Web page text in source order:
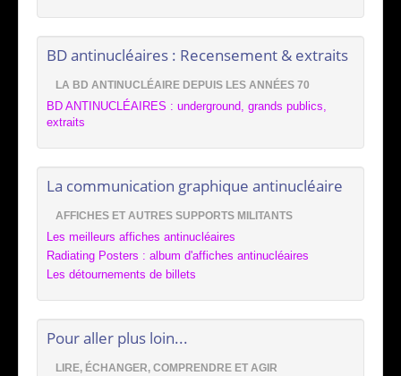
BD antinucléaires : Recensement & extraits
LA BD ANTINUCLÉAIRE DEPUIS LES ANNÉES 70
BD ANTINUCLÉAIRES : underground, grands publics,
extraits
La communication graphique antinucléaire
AFFICHES ET AUTRES SUPPORTS MILITANTS
Les meilleurs affiches antinucléaires
Radiating Posters : album d'affiches antinucléaires
Les détournements de billets
Pour aller plus loin...
LIRE, ÉCHANGER, COMPRENDRE ET AGIR